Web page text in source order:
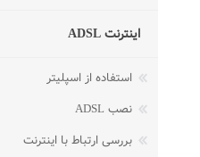
اینترنت ADSL
استفاده از اسپلیتر
نصب ADSL
بررسی ارتباط با اینترنت